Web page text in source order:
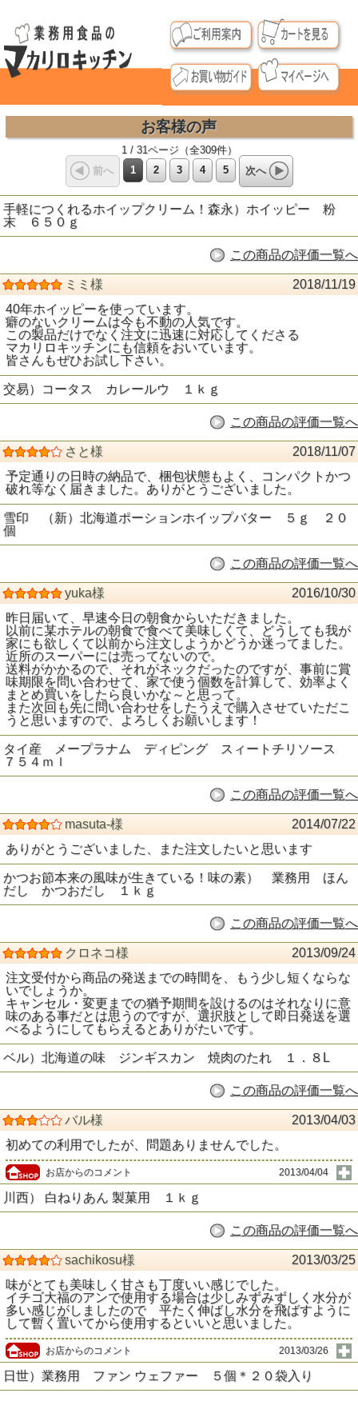
お客様の声
1 / 31ページ（全309件）
前へ
1 2 3 4 5 次へ
手軽につくれるホイップクリーム！森永）ホイッピー 粉
末 ６５０ｇ
この商品の評価一覧へ
ミミ様
2018/11/19
40年ホイッピーを使っています。
癖のないクリームは今も不動の人気です。
この製品だけでなく注文に迅速に対応してくださる
マカリロキッチンにも信頼をおいています。
皆さんもぜひお試し下さい。
交易）コータス カレールウ １ｋｇ
この商品の評価一覧へ
さと様
2018/11/07
予定通りの日時の納品で、梱包状態もよく、コンパクトかつ
破れ等なく届きました。ありがとうございました。
雪印 （新）北海道ポーションホイップバター ５ｇ ２０
個
この商品の評価一覧へ
yuka様
2016/10/30
昨日届いて、早速今日の朝食からいただきました。
以前に某ホテルの朝食で食べて美味しくて、どうしても我が
家にも欲しくて以前から注文しようかどうか迷ってました。
近所のスーパーには売ってないので。
送料がかかるので、それがネックだったのですが、事前に賞
味期限を問い合わせて、家で使う個数を計算して、効率よく
まとめ買いをしたら良いかな～と思って。
また次回も先に問い合わせをしたうえで購入させていただこ
うと思いますので、よろしくお願いします！
タイ産 メープラナム ディピング スィートチリソース
７５４ｍｌ
この商品の評価一覧へ
masuta-様
2014/07/22
ありがとうございました、また注文したいと思います
かつお節本来の風味が生きている！味の素） 業務用 ほん
だし かつおだし １ｋｇ
この商品の評価一覧へ
クロネコ様
2013/09/24
注文受付から商品の発送までの時間を、もう少し短くならな
いでしょうか。
キャンセル・変更までの猶予期間を設けるのはそれなりに意
味のある事だとは思うのですが、選択肢として即日発送を選
べるようにしてもらえるとありがたいです。
ベル）北海道の味 ジンギスカン 焼肉のたれ １．８L
この商品の評価一覧へ
バル様
2013/04/03
初めての利用でしたが、問題ありませんでした。
お店からのコメント 2013/04/04
川西） 白ねりあん 製菓用 １ｋｇ
この商品の評価一覧へ
sachikosu様
2013/03/25
味がとても美味しく甘さも丁度いい感じでした。
イチゴ大福のアンで使用する場合は少しみずみずしく水分が
多い感じがしましたので 平たく伸ばし水分を飛ばすように
して暫く置いてから使用するといいと思いました。
お店からのコメント 2013/03/26
日世）業務用 ファン ウェファー ５個＊２０袋入り